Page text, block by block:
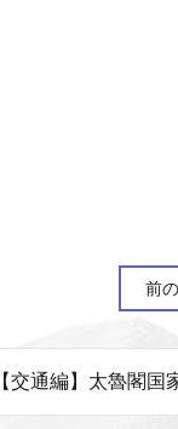
前
【交通編】太魯閣国